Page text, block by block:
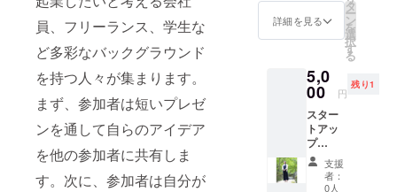
員、フリーランス、学生な
ど多彩なバックグラウンド
を持つ人々が集まります。
まず、参加者は短いプレゼ
ンを通して自らのアイデア
を他の参加者に共有しま
す。次に、参加者は自分が
アップ
ウィー
ここか
ら始ま
りまし
た。 レ
ポー
ト、オ
リジナ
ルス
テッ
士の岡
京子を
独り占
よりコ
ンサル
タント
を１時
間受け
ること
ができ
ます。
レポー
詳細を見る
タ
ー
ン
を
選
択
す
る
5,0
00 円
残り1
スター
トアッ
プ
ウィー
クエン
ドわか
支援
者：
0人